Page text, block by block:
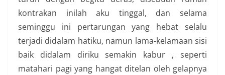
kontrakan inilah aku tinggal, dan selama
seminggu ini pertarungan yang hebat selalu
terjadi didalam hatiku, namun lama-kelamaan sisi
baik didalam diriku semakin kabur , seperti
matahari pagi yang hangat ditelan oleh gelapnya